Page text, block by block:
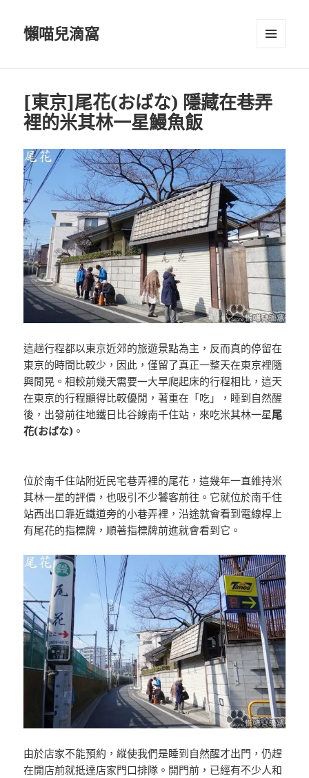
懶喵兒滴窩
[東京]尾花(おばな) 隱藏在巷弄
裡的米其林一星鰻魚飯
這趟行程都以東京近郊的旅遊景點為主，反而真的停留在
東京的時間比較少，因此，僅留了真正一整天在東京裡隨
興閒晃。相較前幾天需要一大早爬起床的行程相比，這天
在東京的行程顯得比較優閒，著重在「吃」，睡到自然醒
後，出發前往地鐵日比谷線南千住站，來吃米其林一星尾
花(おばな) 。
位於南千住站附近民宅巷弄裡的尾花，這幾年一直維持米
其林一星的評價，也吸引不少饕客前往。它就位於南千住
站西出口靠近鐵道旁的小巷弄裡，沿途就會看到電線桿上
有尾花的指標牌，順著指標牌前進就會看到它。
由於店家不能預約，縱使我們是睡到自然醒才出門，仍趕
在開店前就抵達店家門口排隊。開門前，已經有不少人和